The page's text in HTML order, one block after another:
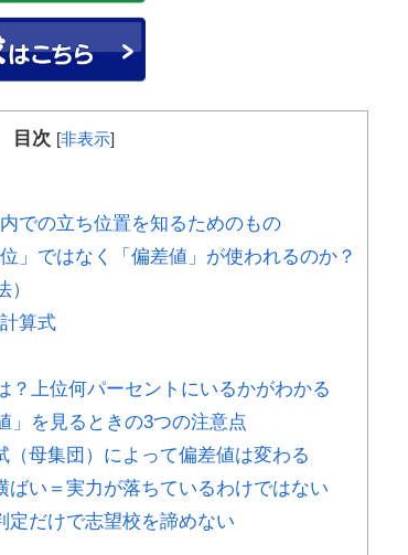
目次 [非表示]
での立ち位置を知るためのもの
」ではなく「偏差値」が使われるのか？
算式
？上位何パーセントにいるかがわかる
」を見るときの3つの注意点
母集団）によって偏差値は変わる
い＝実力が落ちているわけではない
だけで志望校を諦めない